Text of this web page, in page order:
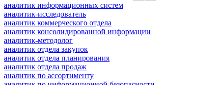
аналитик информационных систем
аналитик-исследователь
аналитик коммерческого отдела
аналитик консолидированной информации
аналитик-методолог
аналитик отдела закупок
аналитик отдела планирования
аналитик отдела продаж
аналитик по ассортименту